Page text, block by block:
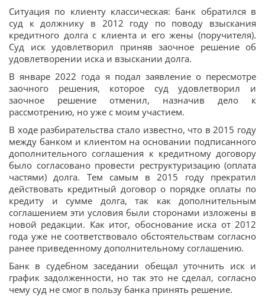
Ситуация по клиенту классическая: банк обратился в
суд к должнику в 2012 году по поводу взыскания
кредитного долга с клиента и его жены (поручителя).
Суд иск удовлетворил приняв заочное решение об
удовлетворении иска и взыскании долга.
В январе 2022 года я подал заявление о пересмотре
заочного решения, которое суд удовлетворил и
заочное решение отменил, назначив дело к
рассмотрению, но уже с моим участием.
В ходе разбирательства стало известно, что в 2015 году
между банком и клиентом на основании подписанного
дополнительного соглашения к кредитному договору
было согласовано провести реструктуризацию (оплата
частями) долга. Тем самым в 2015 году прекратил
действовать кредитный договор о порядке оплаты по
кредиту и сумме долга, так как дополнительным
соглашением эти условия были сторонами изложены в
новой редакции. Как итог, обоснование иска от 2012
года уже не соответствовало обстоятельствам согласно
ранее приведенному дополнительному соглашению.
Банк в судебном заседании обещал уточнить иск и
график задолженности, но так это не сделал, согласно
чему суд не смог в пользу банка принять решение.